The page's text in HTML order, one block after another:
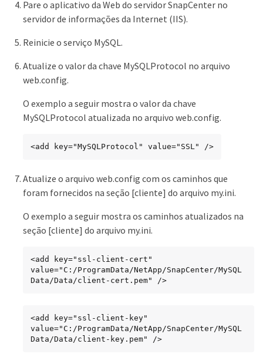
Pare o aplicativo da Web do servidor SnapCenter no
servidor de informações da Internet (IIS).
Reinicie o serviço MySQL.
Atualize o valor da chave MySQLProtocol no arquivo
web.config.
O exemplo a seguir mostra o valor da chave
MySQLProtocol atualizada no arquivo web.config.
<add key="MySQLProtocol" value="SSL" />
Atualize o arquivo web.config com os caminhos que
foram fornecidos na seção [cliente] do arquivo my.ini.
O exemplo a seguir mostra os caminhos atualizados na
seção [cliente] do arquivo my.ini.
<add key="ssl-client-cert"
value="C:/ProgramData/NetApp/SnapCenter/MySQL
Data/Data/client-cert.pem" />
<add key="ssl-client-key"
value="C:/ProgramData/NetApp/SnapCenter/MySQL
Data/Data/client-key.pem" />